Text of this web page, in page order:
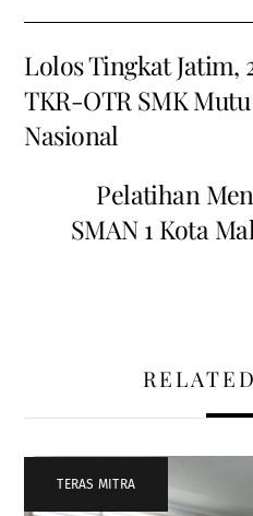
Lolos Tingkat Jatim,
TKR-OTR SMK
Nasional
Pelatihan
SMAN 1 Kota
TERAS MITRA